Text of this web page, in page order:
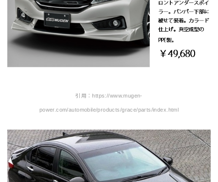
引用：https://www.mugen-
power.com/automobile/products/grace/parts/index.html